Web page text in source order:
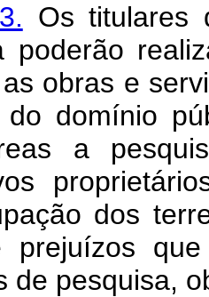
Os titulares
poderão
obras e
do domínio
a
dos
prejuízos
de pesquisa,